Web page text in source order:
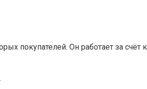
покупателей. Он работает за счёт